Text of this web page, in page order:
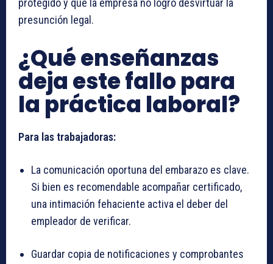
protegido y que la empresa no logró desvirtuar la
presunción legal.
¿Qué enseñanzas
deja este fallo para
la práctica laboral?
Para las trabajadoras:
La comunicación oportuna del embarazo es clave.
Si bien es recomendable acompañar certificado,
una intimación fehaciente activa el deber del
empleador de verificar.
Guardar copia de notificaciones y comprobantes